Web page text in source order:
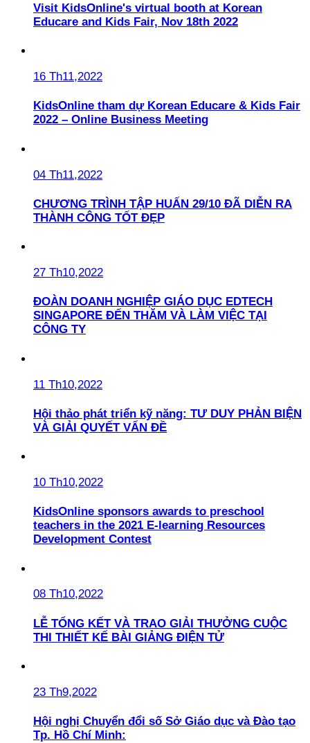
Visit KidsOnline's virtual booth at Korean
Educare and Kids Fair, Nov 18th 2022
16 Th11,2022
KidsOnline tham dự Korean Educare & Kids Fair
2022 – Online Business Meeting
04 Th11,2022
CHƯƠNG TRÌNH TẬP HUẤN 29/10 ĐÃ DIỄN RA
THÀNH CÔNG TỐT ĐẸP
27 Th10,2022
ĐOÀN DOANH NGHIỆP GIÁO DỤC EDTECH
SINGAPORE ĐẾN THĂM VÀ LÀM VIỆC TẠI
CÔNG TY
11 Th10,2022
Hội thảo phát triển kỹ năng: TƯ DUY PHẢN BIỆN
VÀ GIẢI QUYẾT VẤN ĐỀ
10 Th10,2022
KidsOnline sponsors awards to preschool
teachers in the 2021 E-learning Resources
Development Contest
08 Th10,2022
LỄ TỔNG KẾT VÀ TRAO GIẢI THƯỞNG CUỘC
THI THIẾT KẾ BÀI GIẢNG ĐIỆN TỬ
23 Th9,2022
Hội nghị Chuyển đổi số Sở Giáo dục và Đào tạo
Tp. Hồ Chí Minh: